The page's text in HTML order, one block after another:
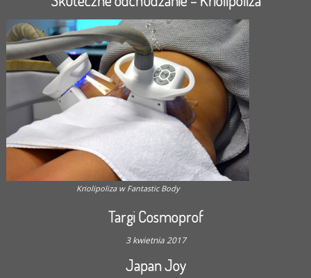
Kriolipoliza w Fantastic Body
Targi Cosmoprof
3 kwietnia 2017
Japan Joy